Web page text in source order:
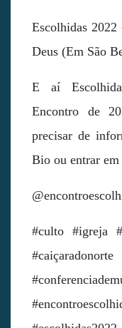
Escolhidas
Deus (Em São
E aí
Encontro de
precisar de
Bio ou entrar
#culto #igreja